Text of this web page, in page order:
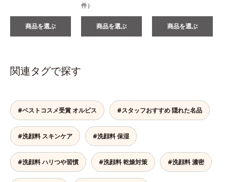
商品を選ぶ
件）
商品を選ぶ 商品を選ぶ
関連タグで探す
#ベストコスメ受賞 オルビス #スタッフおすすめ 隠れた名品
#洗顔料 スキンケア #洗顔料 保湿
#洗顔料 ハリつや習慣 #洗顔料 乾燥対策 #洗顔料 濃密